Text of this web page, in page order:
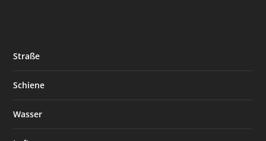
Straße
Schiene
Wasser